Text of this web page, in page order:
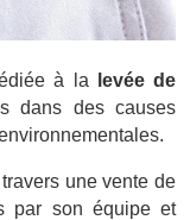
à la
levée de
dans des causes
une vente de
par son équipe et